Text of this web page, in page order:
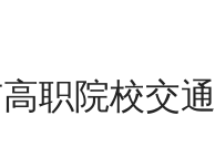
职院校交